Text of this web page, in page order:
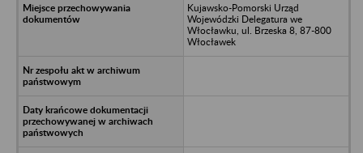
Kujawsko-Pomorski Urząd
Wojewódzki Delegatura we
Włocławku, ul. Brzeska 8, 87-800
Włocławek